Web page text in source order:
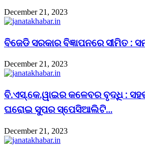
December 21, 2023
ବିଜେଡି ସରକାର ବିଜ୍ଞାପନରେ ସୀମିତ :
December 21, 2023
ବି.ଏସ୍.କେ.ୱାଇର କଳେବର ବୃଦ୍ଧି :
ଘରୋଇ ସୁପର ସ୍ପେସିଆଲିଟି…
December 21, 2023